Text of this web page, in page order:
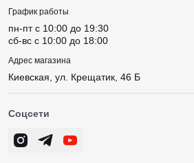
График работы
пн-пт c 10:00 до 19:30
сб-вс c 10:00 до 18:00
Адрес магазина
Киевская, ул. Крещатик, 46 Б
Соцсети